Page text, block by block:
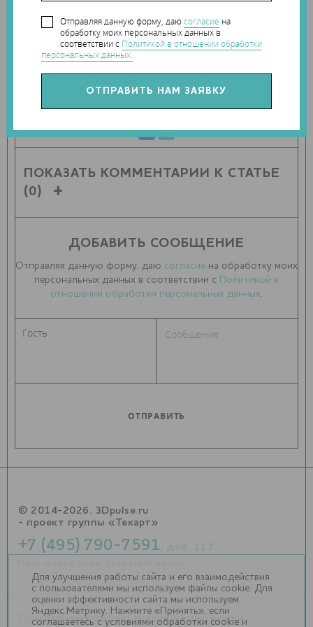
Отправляя данную форму, даюсогласие на
обработку моих персональных данных в
соответствии с Политикой в отношении обработки
персональных данных.
ПОКАЗАТЬ КОММЕНТАРИИ К СТАТЬЕ
(0)
ДОБАВИТЬ СООБЩЕНИЕ
Отправляя данную форму, даю согласие на обработку моих
персональных данных в соответствии с
Политикой в
отношении обработки персональных данных.
© 2014-2026. 3Dpulse.ru
- проект группы «Текарт»
+7 (495) 790-7591
https://t.me/Techart_CaseStudy
Приглашения на соответствующие нашей
Для улучшения работы сайта и его взаимодействия
с пользователями мы используем файлы cookie. Для
оценки эффективности сайта мы используем
Яндекс.Метрику. Нажмите «Принять», если
соглашаетесь с условиями обработки cookie и